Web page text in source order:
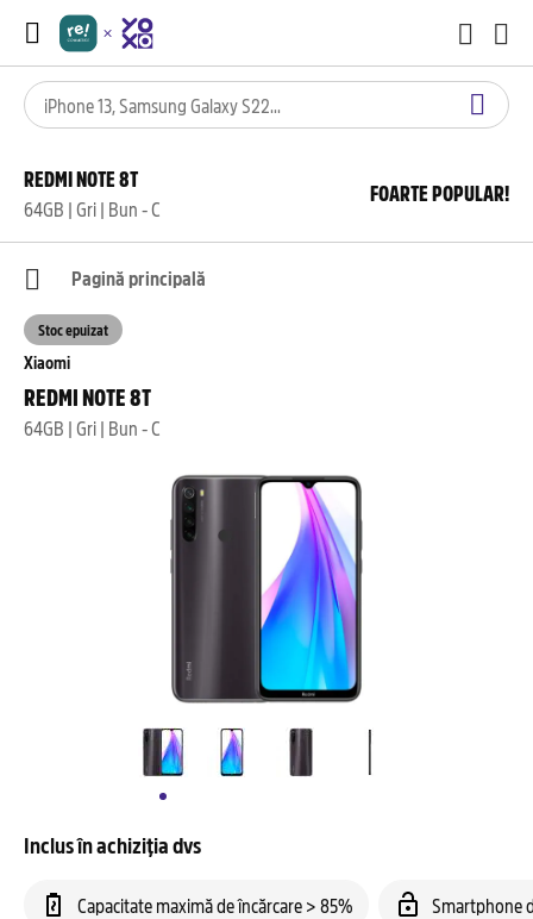
REDMI NOTE 8T
64GB | Gri | Bun - C
FOARTE POPULAR!
Pagină principală
Xiaomi
REDMI NOTE 8T
64GB | Gri | Bun - C
Stoc epuizat
Inclus în achiziția dvs
Capacitate maximă de încărcare > 85% Smartphone